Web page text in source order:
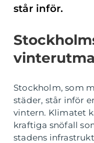
står inför.
Stockholm, som
städer, står inför
vintern. Klimatet
kraftiga snöfall
stadens